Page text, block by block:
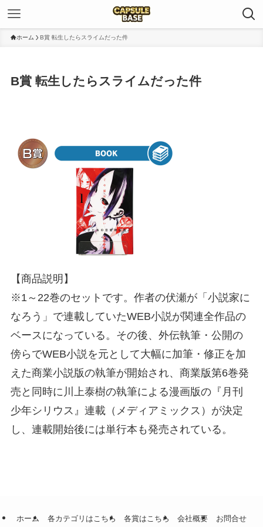
ホーム B賞 転生したらスライムだった件
B賞 転生したらスライムだった件
【商品説明】
※1～22巻のセットです。作者の伏瀬が「小説家に
なろう」で連載していたWEB小説が関連全作品の
ベースになっている。その後、外伝執筆・公開の
傍らでWEB小説を元として大幅に加筆・修正を加
えた商業小説版の執筆が開始され、商業版第6巻発
売と同時に川上泰樹の執筆による漫画版の『月刊
少年シリウス』連載（メディアミックス）が決定
し、連載開始後には単行本も発売されている。
ホーム 各カテゴリはこちら 各賞はこちら 会社概要 お問合せ